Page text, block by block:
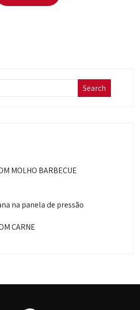
MOLHO BARBECUE
na panela de pressão
CARNE